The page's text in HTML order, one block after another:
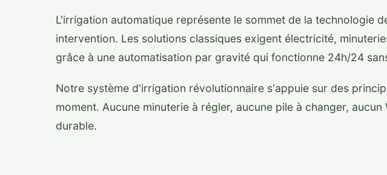
L'irrigation automatique représente le sommet de la technologie
intervention. Les solutions classiques exigent électricité,
grâce à une automatisation par gravité qui fonctionne 24h/24
Notre système d'irrigation révolutionnaire s'appuie sur des
moment. Aucune minuterie à régler, aucune pile à changer,
durable.